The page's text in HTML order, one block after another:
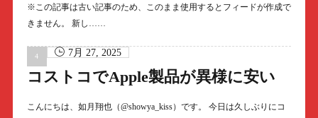
※この記事は古い記事のため、このまま使用するとフィードが作成で
きません。 新し……
7月 27, 2025
コストコでApple製品が異様に安い
こんにちは、如月翔也（@showya_kiss）です。 今日は久しぶりにコ